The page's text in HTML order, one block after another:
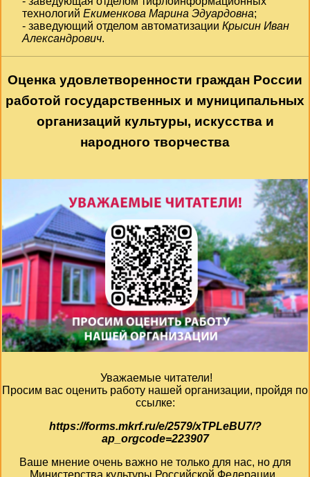
технологий Екименкова Марина Эдуардовна;
- заведующий отделом автоматизации Крысин Иван
Александрович.
Оценка удовлетворенности граждан России
работой государственных и муниципальных
организаций культуры, искусства и
народного творчества
Уважаемые читатели!
Просим вас оценить работу нашей организации, пройдя по
ссылке:
https://forms.mkrf.ru/e/2579/xTPLeBU7/?
ap_orgcode=223907
Ваше мнение очень важно не только для нас, но для
Министерства культуры Российской Федерации.